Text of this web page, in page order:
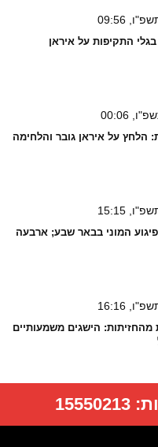
09:56
התקיפות על איראן
00:06
הלחץ על איראן גובר והלחימה
15:15
המוני בבאר שבע; ארבעה
16:16
מהחזיתות: הישגים משמעותיים
15550213